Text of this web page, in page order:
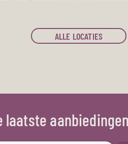
ALLE LOCATIES
laatste